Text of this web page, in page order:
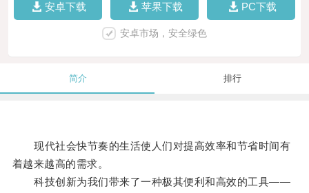
安卓下载 苹果下载 PC下载
安卓市场，安全绿色
简介 排行
现代社会快节奏的生活使人们对提高效率和节省时间有
着越来越高的需求。
科技创新为我们带来了一种极其便利和高效的工具——